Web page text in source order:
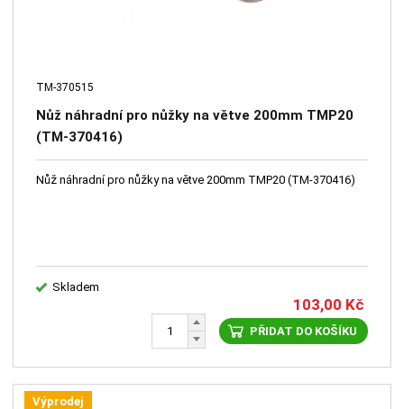
TM-370515
Nůž náhradní pro nůžky na větve 200mm TMP20
(TM-370416)
Nůž náhradní pro nůžky na větve 200mm TMP20 (TM-370416)
Skladem
103,00 Kč
PŘIDAT DO KOŠÍKU
Výprodej